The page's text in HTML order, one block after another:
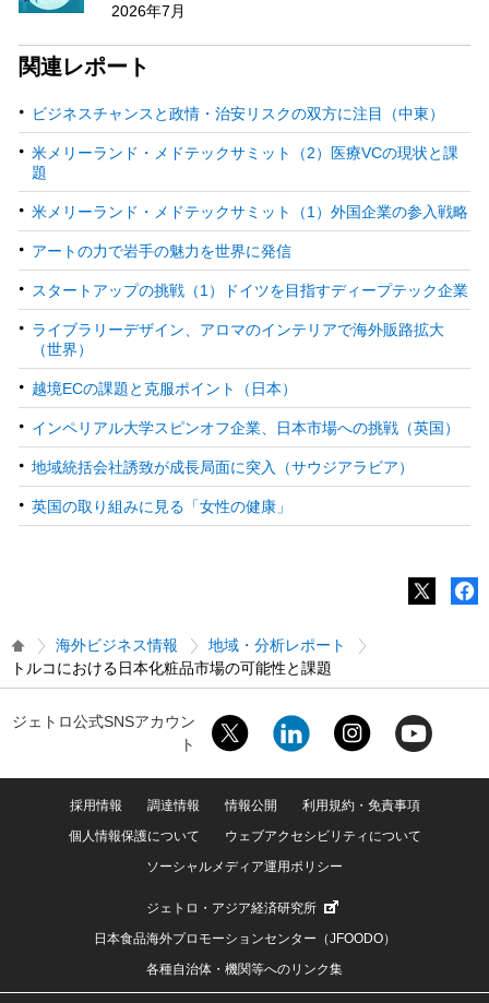
2026年7月
関連レポート
ビジネスチャンスと政情・治安リスクの双方に注目（中東）
米メリーランド・メドテックサミット（2）医療VCの現状と課
題
米メリーランド・メドテックサミット（1）外国企業の参入戦略
アートの力で岩手の魅力を世界に発信
スタートアップの挑戦（1）ドイツを目指すディープテック企業
ライブラリーデザイン、アロマのインテリアで海外販路拡大
（世界）
越境ECの課題と克服ポイント（日本）
インペリアル大学スピンオフ企業、日本市場への挑戦（英国）
地域統括会社誘致が成長局面に突入（サウジアラビア）
英国の取り組みに見る「女性の健康」
海外ビジネス情報
地域・分析レポート
トルコにおける日本化粧品市場の可能性と課題
ジェトロ公式SNSアカウン
ト
採用情報 調達情報 情報公開
利用規約・免責事項
個人情報保護について
ウェブアクセシビリティについて
ソーシャルメディア運用ポリシー
ジェトロ・アジア経済研究所
日本食品海外プロモーションセンター（JFOODO）
各種自治体・機関等へのリンク集